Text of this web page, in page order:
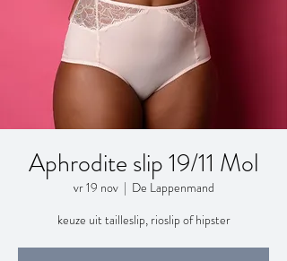
Aphrodite slip 19/11 Mol
vr 19 nov
  |
De Lappenmand
keuze uit tailleslip, rioslip of hipster